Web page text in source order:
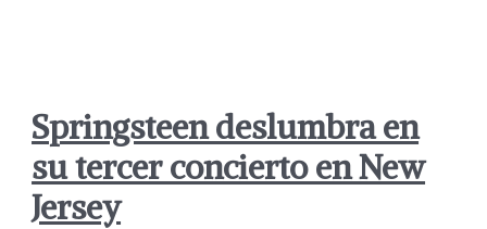
Springsteen deslumbra en
su tercer concierto en New
Jersey